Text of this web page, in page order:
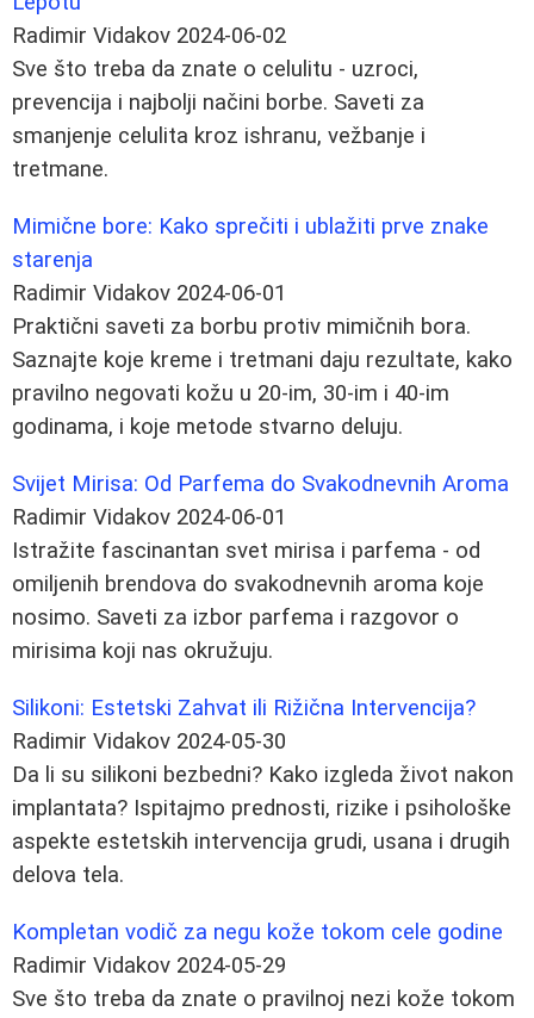
Radimir Vidakov 2024-06-02
Sve što treba da znate o celulitu - uzroci,
prevencija i najbolji načini borbe. Saveti za
smanjenje celulita kroz ishranu, vežbanje i
tretmane.
Mimične bore: Kako sprečiti i ublažiti prve znake
starenja
Radimir Vidakov 2024-06-01
Praktični saveti za borbu protiv mimičnih bora.
Saznajte koje kreme i tretmani daju rezultate, kako
pravilno negovati kožu u 20-im, 30-im i 40-im
godinama, i koje metode stvarno deluju.
Svijet Mirisa: Od Parfema do Svakodnevnih Aroma
Radimir Vidakov 2024-06-01
Istražite fascinantan svet mirisa i parfema - od
omiljenih brendova do svakodnevnih aroma koje
nosimo. Saveti za izbor parfema i razgovor o
mirisima koji nas okružuju.
Silikoni: Estetski Zahvat ili Rižična Intervencija?
Radimir Vidakov 2024-05-30
Da li su silikoni bezbedni? Kako izgleda život nakon
implantata? Ispitajmo prednosti, rizike i psihološke
aspekte estetskih intervencija grudi, usana i drugih
delova tela.
Kompletan vodič za negu kože tokom cele godine
Radimir Vidakov 2024-05-29
Sve što treba da znate o pravilnoj nezi kože tokom